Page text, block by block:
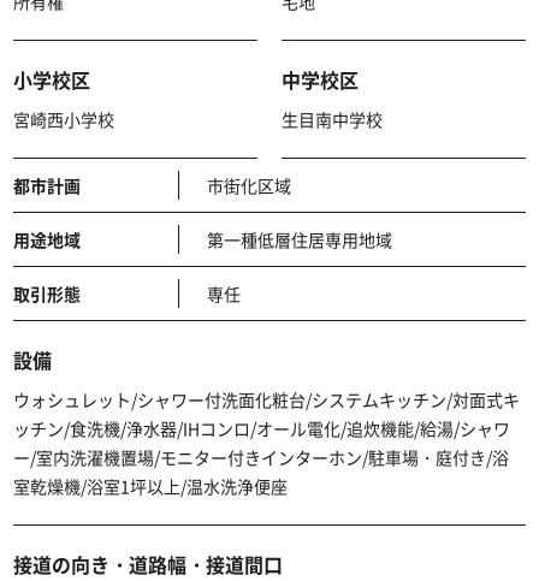
小学校区
宮崎西小学校
中学校区
生目南中学校
都市計画 市街化区域
用途地域 第一種低層住居専用地域
取引形態 専任
設備
ウォシュレット/シャワー付洗面化粧台/システムキッチン/対面式キ
ッチン/食洗機/浄水器/IHコンロ/オール電化/追炊機能/給湯/シャワ
ー/室内洗濯機置場/モニター付きインターホン/駐車場・庭付き/浴
室乾燥機/浴室1坪以上/温水洗浄便座
接道の向き・道路幅・接道間口